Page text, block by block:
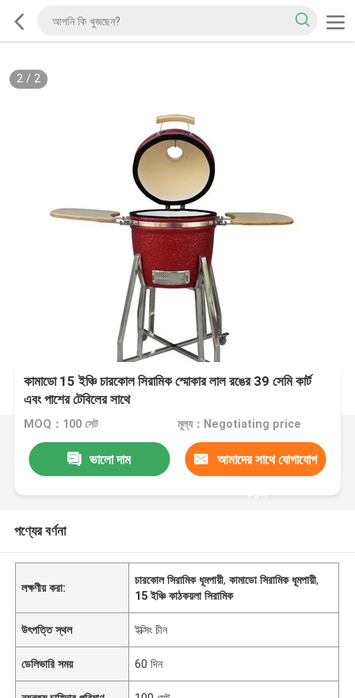
2/ 2
কামাডো 15 ইঞ্চি চারকোল সিরামিক স্মোকার লাল রঙের 39 সেমি কার্ট
এবং পাশের টেবিলের সাথে
MOQ：100 সেট মূল্য：Negotiating price
ভালো দাম আমাদের সাথে যোগাযোগ
করুন
পণ্যের বর্ণনা
লক্ষণীয় করা:
চারকোল সিরামিক ধূমপায়ী,কামাডো সিরামিক ধূমপায়ী,
15 ইঞ্চি কাঠকয়লা সিরামিক
উৎপত্তি স্থল ইক্সিং চীন
ডেলিভারি সময় 60 দিন